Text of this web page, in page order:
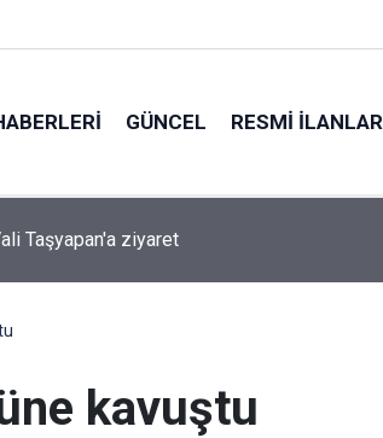
GÜNCEL RESMI İLANLAR
720 Gram Eroin ele geçirildi
kavuştu